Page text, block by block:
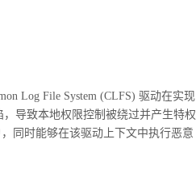
Log File System (CLFS) 驱动在实现
导致本地权限控制被绕过并产生特权
同时能够在该驱动上下文中执行恶意